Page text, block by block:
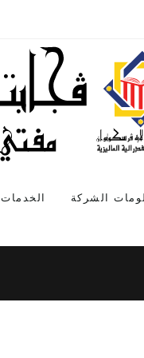
الشركة الخدمات